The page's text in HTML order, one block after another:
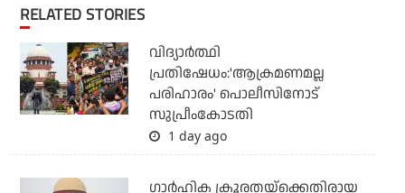
RELATED STORIES
വിദ്യാര്‍ത്ഥി
പ്രതിഷേധം:'ആക്രമണമല്ല
പരിഹാരം' പൊലീസിനോട്
സുപ്രീംകോടതി
1 day ago
ഗാര്‍ഹിക ക്രൂരതയ്ക്കെതിരായ